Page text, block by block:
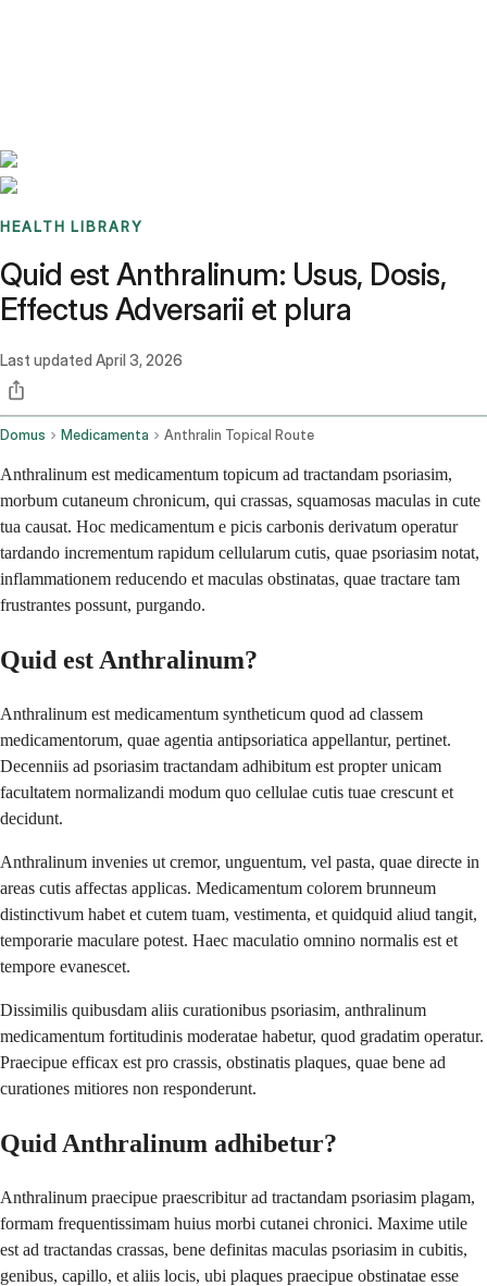
HEALTH LIBRARY
Quid est Anthralinum: Usus, Dosis,
Effectus Adversarii et plura
Last updated April 3, 2026
Domus Medicamenta Anthralin Topical Route
Anthralinum est medicamentum topicum ad tractandam psoriasim,
morbum cutaneum chronicum, qui crassas, squamosas maculas in cute
tua causat. Hoc medicamentum e picis carbonis derivatum operatur
tardando incrementum rapidum cellularum cutis, quae psoriasim notat,
inflammationem reducendo et maculas obstinatas, quae tractare tam
frustrantes possunt, purgando.
Quid est Anthralinum?
Anthralinum est medicamentum syntheticum quod ad classem
medicamentorum, quae agentia antipsoriatica appellantur, pertinet.
Decenniis ad psoriasim tractandam adhibitum est propter unicam
facultatem normalizandi modum quo cellulae cutis tuae crescunt et
decidunt.
Anthralinum invenies ut cremor, unguentum, vel pasta, quae directe in
areas cutis affectas applicas. Medicamentum colorem brunneum
distinctivum habet et cutem tuam, vestimenta, et quidquid aliud tangit,
temporarie maculare potest. Haec maculatio omnino normalis est et
tempore evanescet.
Dissimilis quibusdam aliis curationibus psoriasim, anthralinum
medicamentum fortitudinis moderatae habetur, quod gradatim operatur.
Praecipue efficax est pro crassis, obstinatis plaques, quae bene ad
curationes mitiores non responderunt.
Quid Anthralinum adhibetur?
Anthralinum praecipue praescribitur ad tractandam psoriasim plagam,
formam frequentissimam huius morbi cutanei chronici. Maxime utile
est ad tractandas crassas, bene definitas maculas psoriasim in cubitis,
genibus, capillo, et aliis locis, ubi plaques praecipue obstinatae esse